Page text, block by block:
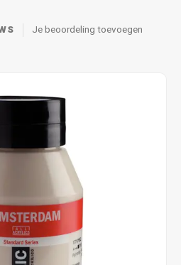
Je beoordeling toevoegen